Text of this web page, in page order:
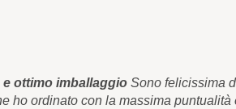
ottimo imballaggio Sono felicissima
ho ordinato con la massima puntualità